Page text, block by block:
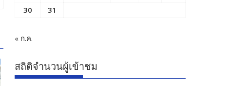
30
31
« ก.ค.
สถิติจำนวนผู้เข้าชม